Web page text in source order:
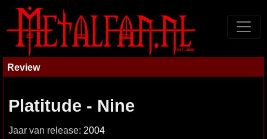
Review
Platitude - Nine
Jaar van release: 2004